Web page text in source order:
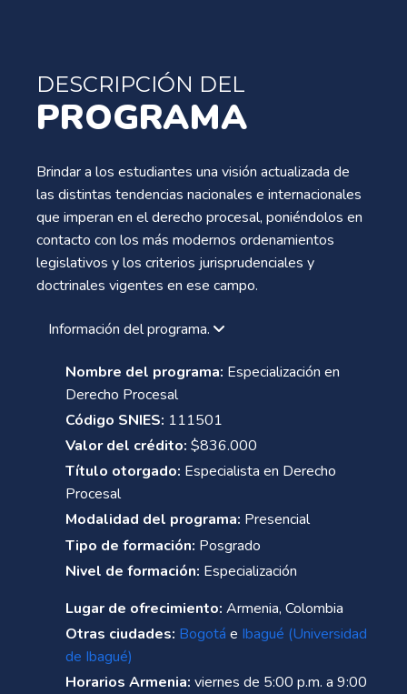
DESCRIPCIÓN DEL
PROGRAMA
Brindar a los estudiantes una visión actualizada de
las distintas tendencias nacionales e internacionales
que imperan en el derecho procesal, poniéndolos en
contacto con los más modernos ordenamientos
legislativos y los criterios jurisprudenciales y
doctrinales vigentes en ese campo.
Información del programa.
Nombre del programa: Especialización en
Derecho Procesal
Código SNIES: 111501
Valor del crédito: $836.000
Título otorgado: Especialista en Derecho
Procesal
Modalidad del programa: Presencial
Tipo de formación: Posgrado
Nivel de formación: Especialización
Lugar de ofrecimiento: Armenia, Colombia
Otras ciudades: Bogotá e Ibagué (Universidad
de Ibagué)
Horarios Armenia: viernes de 5:00 p.m. a 9:00